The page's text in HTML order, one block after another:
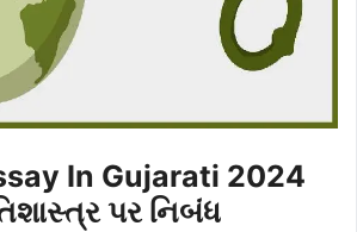
In Gujarati 2024
પર નિબંધ